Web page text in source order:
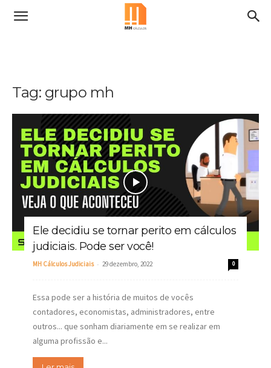
Tag: grupo mh
Ele decidiu se tornar perito em cálculos
judiciais. Pode ser você!
MH Cálculos Judiciais - 29 dezembro, 2022 0
Essa pode ser a história de muitos de vocês
contadores, economistas, administradores, entre
outros... que sonham diariamente em se realizar em
alguma profissão e...